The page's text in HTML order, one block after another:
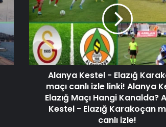
Alanya Kestel - Elazığ
maçı canlı izle linki! Alanya
Elazığ Maçı Hangi Kanalda?
Kestel - Elazığ Karakoçan
canlı izle!